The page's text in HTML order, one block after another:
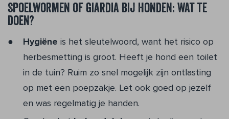
Spoelwormen of giardia bij honden: wat te
doen?
Hygiëne is het sleutelwoord, want het risico op
herbesmetting is groot. Heeft je hond een toilet
in de tuin? Ruim zo snel mogelijk zijn ontlasting
op met een poepzakje. Let ook goed op jezelf
en was regelmatig je handen.